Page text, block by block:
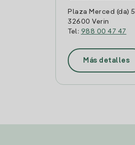
Plaza Merced (da) 5
32600 Verin
Tel: 988 00 47 47
Más detalles